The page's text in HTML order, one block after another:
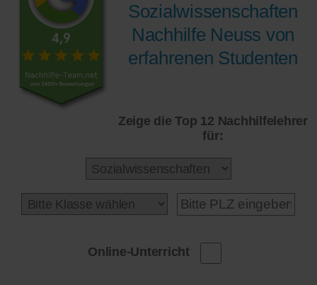
Sozialwissenschaften
Nachhilfe Neuss von
erfahrenen Studenten
Zeige die Top 12 Nachhilfelehrer
für:
Online-Unterricht